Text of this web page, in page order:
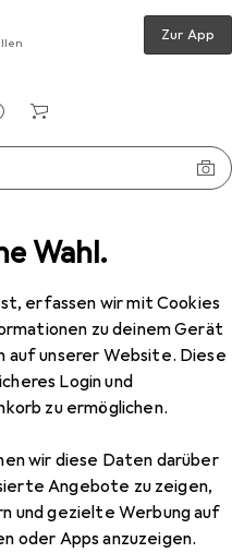
Wahl.
erfassen wir mit Cookies
zu deinem Gerät
auf unserer Website. Diese
Login und
zu ermöglichen.
wir diese Daten darüber
Angebote zu zeigen,
und gezielte Werbung auf
oder Apps anzuzeigen.
Zur App
Denmark Nova
Nova
Nova